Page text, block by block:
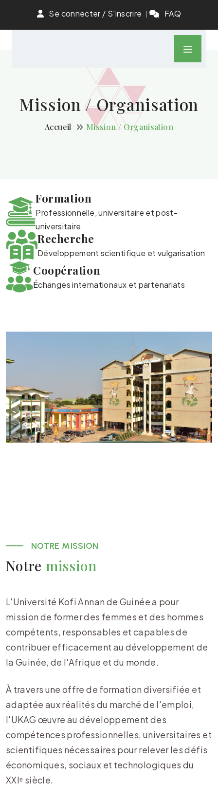
Se connecter / S'inscrire FAQ
Mission / Organisation
Accueil Mission / Organisation
Formation
Professionnelle, universitaire et post-
universitaire
Recherche
Développement scientifique et vulgarisation
Coopération
Échanges internationaux et partenariats
NOTRE MISSION
Notre mission
L'Université Kofi Annan de Guinée a pour
mission de former des femmes et des hommes
compétents, responsables et capables de
contribuer efficacement au développement de
la Guinée, de l'Afrique et du monde.
À travers une offre de formation diversifiée et
adaptée aux réalités du marché de l'emploi,
l'UKAG œuvre au développement des
compétences professionnelles, universitaires et
scientifiques nécessaires pour relever les défis
économiques, sociaux et technologiques du
XXIᵉ siècle.